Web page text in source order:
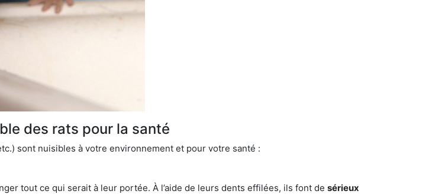
des rats pour la santé
sont nuisibles à votre environnement et pour votre santé :
tout ce qui serait à leur portée. À l’aide de leurs dents effilées, ils font de sérieux